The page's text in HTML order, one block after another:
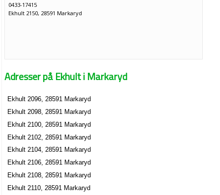
0433-17415
Ekhult 2150, 28591 Markaryd
Adresser på Ekhult i Markaryd
Ekhult 2096, 28591 Markaryd
Ekhult 2098, 28591 Markaryd
Ekhult 2100, 28591 Markaryd
Ekhult 2102, 28591 Markaryd
Ekhult 2104, 28591 Markaryd
Ekhult 2106, 28591 Markaryd
Ekhult 2108, 28591 Markaryd
Ekhult 2110, 28591 Markaryd